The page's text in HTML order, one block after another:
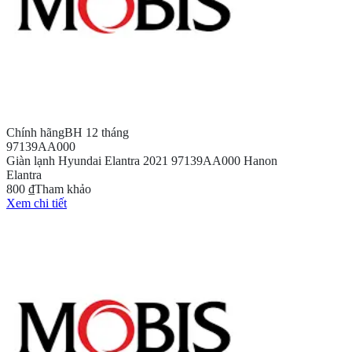
Chính hãngBH 12 tháng
97139AA000
Giàn lạnh Hyundai Elantra 2021 97139AA000 Hanon
Elantra
800 ₫Tham khảo
Xem chi tiết